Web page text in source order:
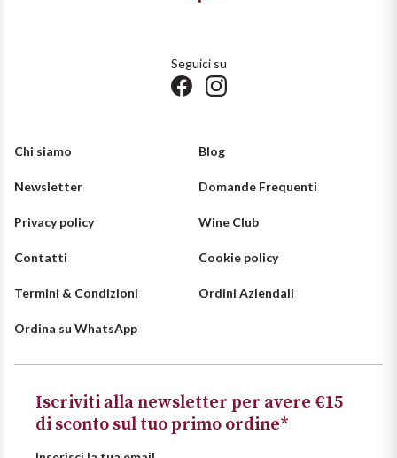
Seguici su
Chi siamo Blog
Newsletter Domande Frequenti
Privacy policy Wine Club
Contatti Cookie policy
Termini & Condizioni Ordini Aziendali
Ordina su WhatsApp
Iscriviti alla newsletter per avere €15
di sconto sul tuo primo ordine*